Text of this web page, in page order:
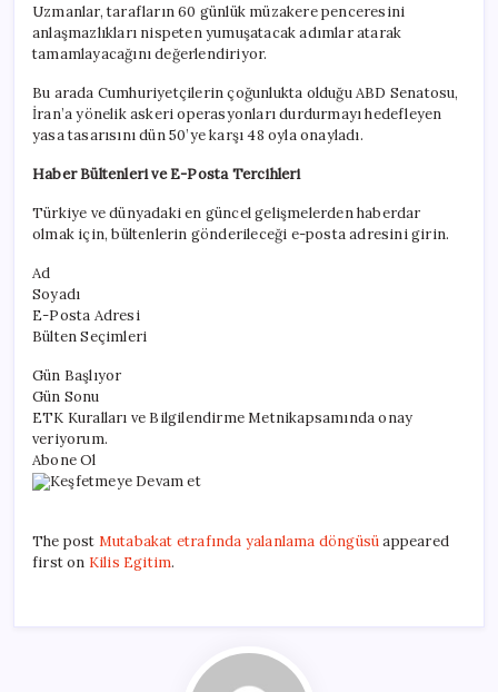
Uzmanlar, tarafların 60 günlük müzakere penceresini
anlaşmazlıkları nispeten yumuşatacak adımlar atarak
tamamlayacağını değerlendiriyor.
Bu arada Cumhuriyetçilerin çoğunlukta olduğu ABD Senatosu,
İran’a yönelik askeri operasyonları durdurmayı hedefleyen
yasa tasarısını dün 50’ye karşı 48 oyla onayladı.
Haber Bültenleri ve E-Posta Tercihleri
Türkiye ve dünyadaki en güncel gelişmelerden haberdar
olmak için, bültenlerin gönderileceği e-posta adresini girin.
Ad
Soyadı
E-Posta Adresi
Bülten Seçimleri
Gün Başlıyor
Gün Sonu
ETK Kuralları ve Bilgilendirme Metnikapsamında onay
veriyorum.
Abone Ol
Keşfetmeye Devam et
The post Mutabakat etrafında yalanlama döngüsüappeared
first on Kilis Egitim.